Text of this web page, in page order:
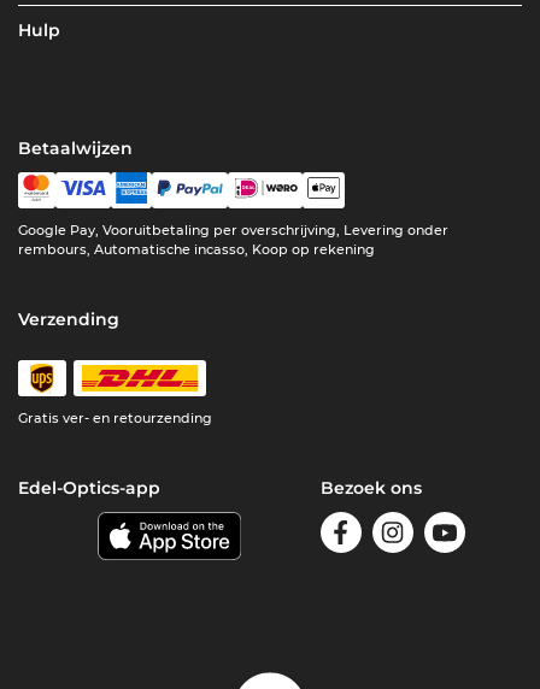
Hulp
Betaalwijzen
Google Pay, Vooruitbetaling per overschrijving, Levering onder
rembours, Automatische incasso, Koop op rekening
Verzending
Gratis ver- en retourzending
Edel-Optics-app Bezoek ons